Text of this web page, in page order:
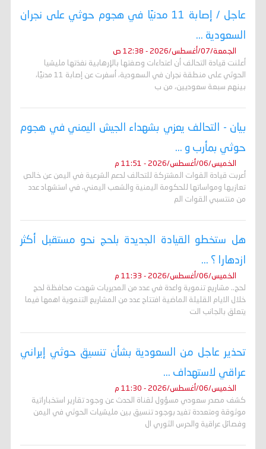
عاجل / إصابة 11 مدنيًا في هجوم حوثي على نجران
السعودية ...
الجمعة/07/أغسطس/2026 - 12:38 ص
أعلنت قيادة التحالف أن اعتداءات وصفتها بالإرهابية نفذتها مليشيا
الحوثي على منطقة نجران في السعودية، أسفرت عن إصابة 11 مدنيًا،
بينهم سبعة سعوديين، من ب
بيان - التحالف يعزي بشهداء الجيش اليمني في هجوم
حوثي بمأرب و ...
الخميس/06/أغسطس/2026 - 11:51 م
أعربت قيادة القوات المشتركة للتحالف لدعم الشرعية في اليمن عن خالص
تعازيها ومواساتها للحكومة اليمنية والشعب اليمني، في استشهاد عدد
من منتسبي القوات الم
هل ستخطو القيادة الجديدة بلحج نحو مستقبل أكثر
ازدهارا ؟ ...
الخميس/06/أغسطس/2026 - 11:33 م
لحج.. مشاريع تنموية واعدة في عدد من المديريات شهدت محافظة لحج
خلال الايام القليلة الماضية افتتاح عدد من المشاريع التنموية اهمها فيما
يتعلق بالجانب الت
تحذير عاجل من السعودية بشأن تنسيق حوثي إيراني
عراقي لاستهداف ...
الخميس/06/أغسطس/2026 - 11:30 م
كشف مصدر سعودي مسؤول لقناة الحدث عن وجود تقارير استخباراتية
موثوقة ومتعددة تفيد بوجود تنسيق بين مليشيات الحوثي في اليمن
وفصائل عراقية والحرس الثوري ال